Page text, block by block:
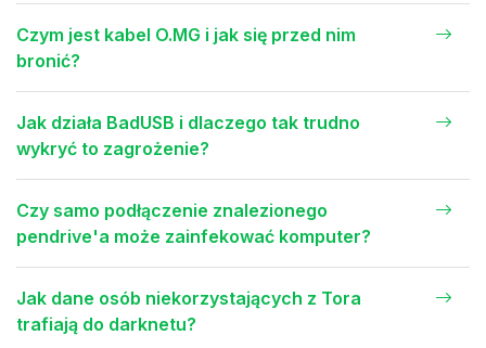
Czym jest kabel O.MG i jak się przed nim
bronić?
Jak działa BadUSB i dlaczego tak trudno
wykryć to zagrożenie?
Czy samo podłączenie znalezionego
pendrive'a może zainfekować komputer?
Jak dane osób niekorzystających z Tora
trafiają do darknetu?